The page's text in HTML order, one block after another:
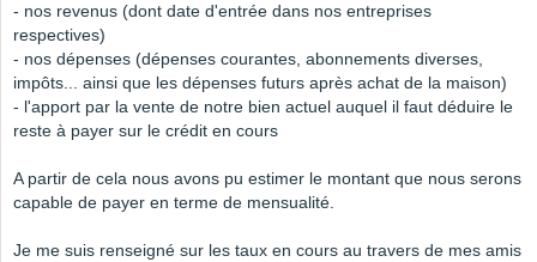
- nos revenus (dont date d'entrée dans nos entreprises
respectives)
- nos dépenses (dépenses courantes, abonnements diverses,
impôts... ainsi que les dépenses futurs après achat de la maison)
- l'apport par la vente de notre bien actuel auquel il faut déduire le
reste à payer sur le crédit en cours
A partir de cela nous avons pu estimer le montant que nous serons
capable de payer en terme de mensualité.
Je me suis renseigné sur les taux en cours au travers de mes amis